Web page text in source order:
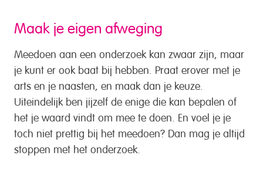
Maak je eigen afweging
Meedoen aan een onderzoek kan zwaar zijn, maar
je kunt er ook baat bij hebben. Praat erover met je
arts en je naasten, en maak dan je keuze.
Uiteindelijk ben jijzelf de enige die kan bepalen of
het je waard vindt om mee te doen. En voel je je
toch niet prettig bij het meedoen? Dan mag je altijd
stoppen met het onderzoek.